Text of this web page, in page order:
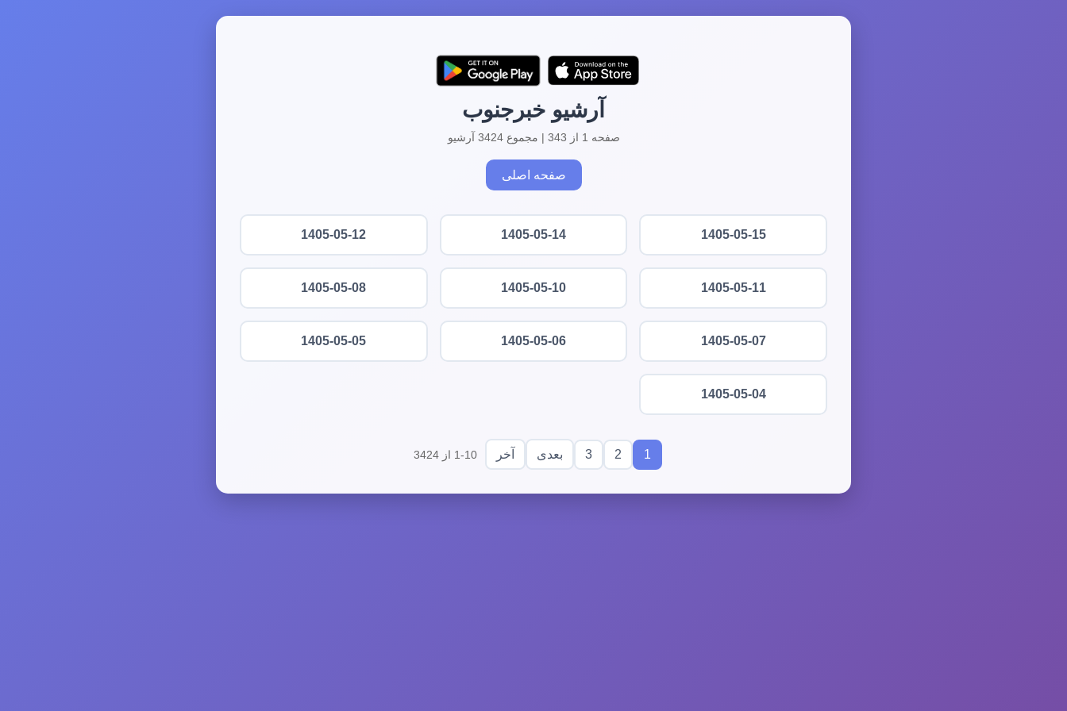
آرشیو خبرجنوب
صفحه 1 از 343 | مجموع 3424 آرشیو
صفحه اصلی
1405-05-15
1405-05-14
1405-05-12
1405-05-11
1405-05-10
1405-05-08
1405-05-07
1405-05-06
1405-05-05
1405-05-04
1
2
3 بعدی آخر 1-10 از 3424